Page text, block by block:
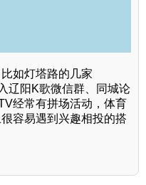
如灯塔路的几家
辽阳K歌微信群、同城论
经常有拼场活动，体育
容易遇到兴趣相投的搭